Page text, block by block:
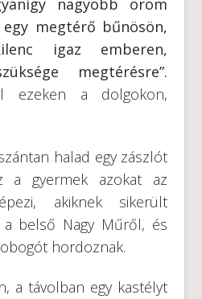
nagyobb öröm
megtérő bűnösön,
igaz emberen,
megtérésre”.
ezeken a dolgokon,
halad egy zászlót
a gyermek azokat az
akiknek sikerült
belső Nagy Műről, és
hordoznak.
a távolban egy kastélyt